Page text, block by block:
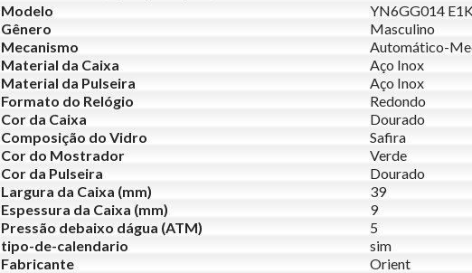
Modelo
YN6GG014
Gênero
Masculino
Mecanismo
Automático-
Material da Caixa
Aço Inox
Material da Pulseira
Aço Inox
Formato do Relógio
Redondo
Cor da Caixa
Dourado
Composição do Vidro
Safira
Cor do Mostrador
Verde
Cor da Pulseira
Dourado
Largura da Caixa (mm)
39
Espessura da Caixa (mm)
9
Pressão debaixo dágua (ATM)
5
tipo-de-calendario
sim
Fabricante
Orient